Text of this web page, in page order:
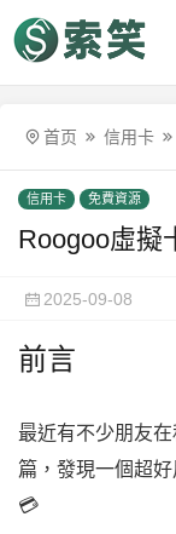
首页 信用卡
信用卡 免費資源
Roogoo虛擬
2025-09-08
前言
最近有不少朋友
篇，發現一個超
💳